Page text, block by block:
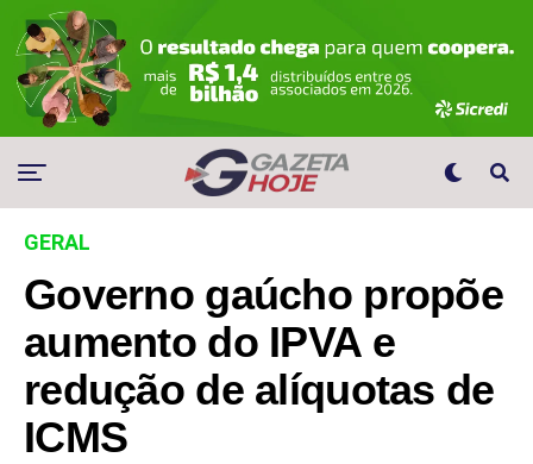
GERAL
Governo gaúcho propõe
aumento do IPVA e
redução de alíquotas de
ICMS